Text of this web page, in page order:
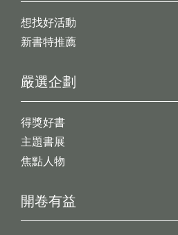
想找好活動
新書特推薦
開卷有益
嚴選企劃
得獎好書
主題書展
焦點人物